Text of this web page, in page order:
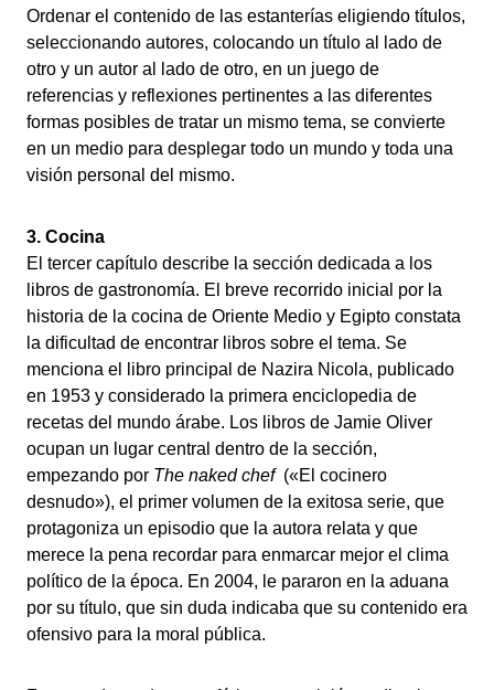
Ordenar el contenido de las estanterías eligiendo títulos,
seleccionando autores, colocando un título al lado de
otro y un autor al lado de otro, en un juego de
referencias y reflexiones pertinentes a las diferentes
formas posibles de tratar un mismo tema, se convierte
en un medio para desplegar todo un mundo y toda una
visión personal del mismo.
3. Cocina
El tercer capítulo describe la sección dedicada a los
libros de gastronomía. El breve recorrido inicial por la
historia de la cocina de Oriente Medio y Egipto constata
la dificultad de encontrar libros sobre el tema. Se
menciona el libro principal de Nazira Nicola, publicado
en 1953 y considerado la primera enciclopedia de
recetas del mundo árabe. Los libros de Jamie Oliver
ocupan un lugar central dentro de la sección,
empezando por The naked chef(«El cocinero
desnudo»), el primer volumen de la exitosa serie, que
protagoniza un episodio que la autora relata y que
merece la pena recordar para enmarcar mejor el clima
político de la época. En 2004, le pararon en la aduana
por su título, que sin duda indicaba que su contenido era
ofensivo para la moral pública.